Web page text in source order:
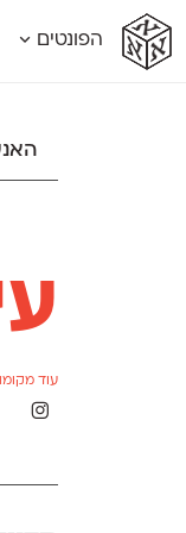
אא
אא
א
א
הפונטים
עוד
Θ